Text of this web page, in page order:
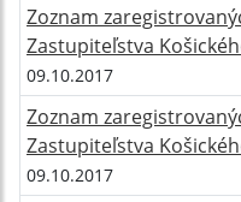
Zoznam
Zastupiteľstva
09.10.2017
Zoznam
Zastupiteľstva
09.10.2017